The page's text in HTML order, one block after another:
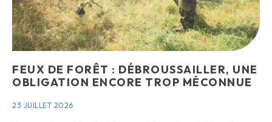
FEUX DE FORÊT : DÉBROUSSAILLER, UNE
OBLIGATION ENCORE TROP MÉCONNUE
23 JUILLET 2026